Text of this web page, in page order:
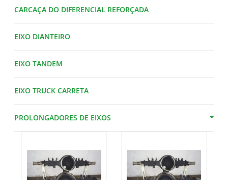
CARCAÇA DO DIFERENCIAL REFORÇADA
EIXO DIANTEIRO
EIXO TANDEM
EIXO TRUCK CARRETA
PROLONGADORES DE EIXOS